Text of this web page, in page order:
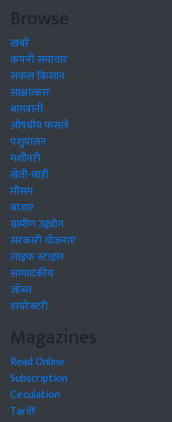
Browse
खबरें
कंपनी समाचार
सफल किसान
साक्षात्कार
बागवानी
औषधीय फसलें
पशुपालन
मशीनरी
खेती-बाड़ी
मौसम
बाजार
ग्रामीण उद्द्योग
सरकारी योजनाएं
लाइफ स्टाइल
सम्पादकीय
जॉब्स
डायरेक्टरी
Magazines
Read Online
Subscription
Circulation
Tariff